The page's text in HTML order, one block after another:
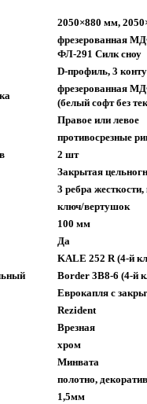
2050×880 мм,
фрезерованная
ФЛ-291 Силк сноу
D-профиль, 3
фрезерованная
(белый софт без
Правое или левое
противосрезные
2 шт
Закрытая
3 ребра жесткости,
ключ/вертушок
100 мм
Да
KALE 252 R (4-й
Border 3B8-6 (4-й
Еврокапля с
Rezident
Врезная
хром
Минвата
полотно,
1,5мм